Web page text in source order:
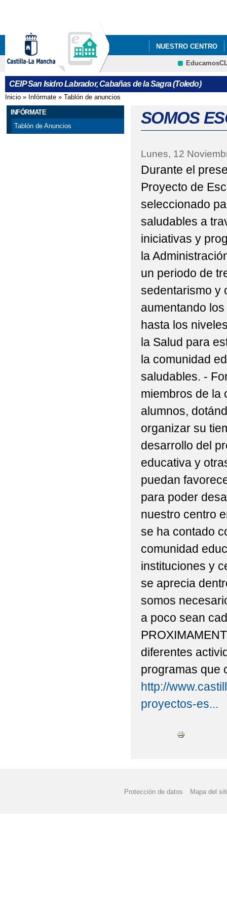
NUESTRO CENTRO
20 NOVIEMBRE. DIA
HTTPS://
BACHILLERATO/
CRFP
CEIP San Isidro Labrador, Cabañas de la Sagra (Toledo)
Se encuentra usted aquí
Inicio » Infórmate » Tablón de anuncios
INFÓRMATE
Tablón de Anuncios
SOMOS
Lunes, 12
Durante el
Proyecto de
seleccionado
saludables a
iniciativas y
la
un periodo de
sedentarismo y
aumentando
hasta los
la Salud para
la comunidad
saludables. -
miembros de la
alumnos,
organizar su
desarrollo del
educativa y
puedan
para poder
nuestro centro
se ha contado
comunidad
instituciones y
se aprecia
somos
a poco sean
diferentes
programas que
http://
proyectos-es...
Protección de datos Mapa del